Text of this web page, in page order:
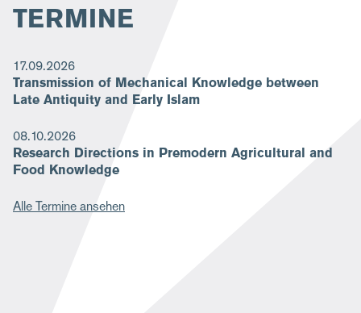
TERMINE
17.09.2026
Transmission of Mechanical Knowledge between
Late Antiquity and Early Islam
08.10.2026
Research Directions in Premodern Agricultural and
Food Knowledge
Alle Termine ansehen